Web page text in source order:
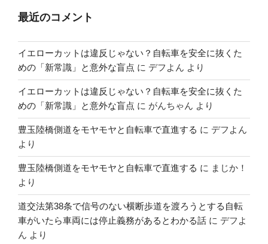
最近のコメント
イエローカットは違反じゃない？自転車を安全に抜くた
めの「新常識」と意外な盲点 に デフよん より
イエローカットは違反じゃない？自転車を安全に抜くた
めの「新常識」と意外な盲点 に がんちゃん より
豊玉陸橋側道をモヤモヤと自転車で直進する に デフよん
より
豊玉陸橋側道をモヤモヤと自転車で直進する に まじか！
より
道交法第38条で信号のない横断歩道を渡ろうとする自転
車がいたら車両には停止義務があるとわかる話 に デフよ
ん より